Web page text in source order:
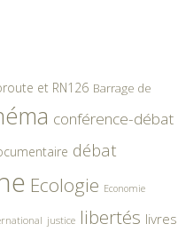
et RN126 Barrage de
conférence-débat
débat
Ecologie Economie
justice libertés livres